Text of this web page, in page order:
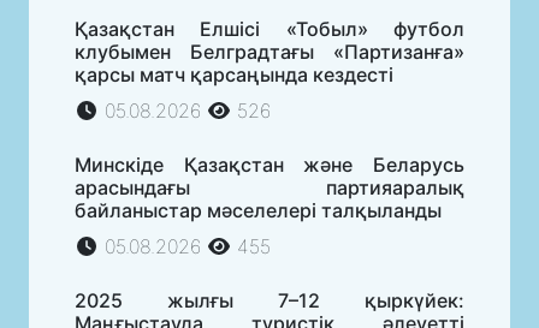
Қазақстан Елшісі «Тобыл» футбол
клубымен Белградтағы «Партизанға»
қарсы матч қарсаңында кездесті
05.08.2026
526
Минскіде Қазақстан және Беларусь
арасындағы партияаралық
байланыстар мәселелері талқыланды
05.08.2026
455
2025 жылғы 7–12 қыркүйек: